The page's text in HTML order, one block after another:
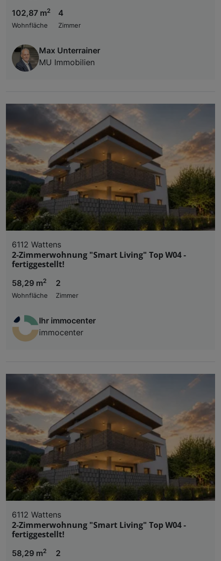
102,87 m2
Wohnfläche
4
Zimmer
Max Unterrainer
MU Immobilien
6112 Wattens
2-Zimmerwohnung "Smart Living" Top W04 -
fertiggestellt!
58,29 m2
Wohnfläche
2
Zimmer
Ihr immocenter
immocenter
6112 Wattens
2-Zimmerwohnung "Smart Living" Top W04 -
fertiggestellt!
58,29 m2
2